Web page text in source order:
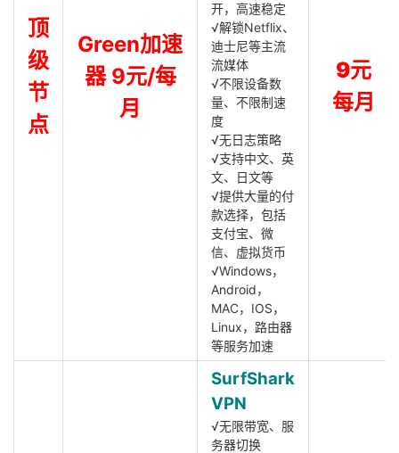
顶
级
节
点
Green加速
器 9元/每
月
开，高速稳定
√解锁Netflix、
迪士尼等主流
流媒体
√不限设备数
量、不限制速
度
√无日志策略
√支持中文、英
文、日文等
√提供大量的付
款选择，包括
支付宝、微
信、虚拟货币
√Windows，
Android，
MAC，IOS，
Linux，路由器
等服务加速
9元
每月
SurfShark
VPN
√无限带宽、服
务器切换